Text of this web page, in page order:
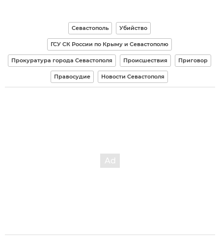
Севастополь Убийство
ГСУ СК России по Крыму и Севастополю
Прокуратура города Севастополя Происшествия Приговор
Правосудие Новости Севастополя